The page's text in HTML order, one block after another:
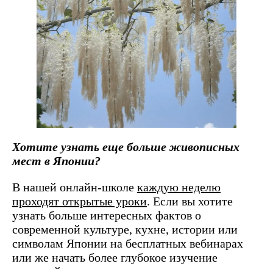
Хотите узнать еще больше живописных
мест в Японии?
В нашей онлайн-школе каждую неделю
проходят открытые уроки. Если вы хотите
узнать больше интересных фактов о
современной культуре, кухне, истории или
символам Японии на бесплатных вебинарах
или же начать более глубокое изучение